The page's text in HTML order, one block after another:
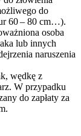
do
60 – 80 cm…).
osoba
lub innych
naruszenia
wędkę z
W przypadku
do zapłaty za